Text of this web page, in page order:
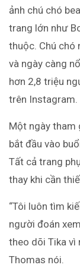
ảnh chú chó
trang lớn như
thuộc. Chú chó
và ngày càng
hơn 2,8 triệu
trên Instagram.
Một ngày tham
bắt đầu vào
Tất cả trang
thay khi cần
“Tôi luôn tìm
người đoán
theo dõi Tika vì
Thomas nói.